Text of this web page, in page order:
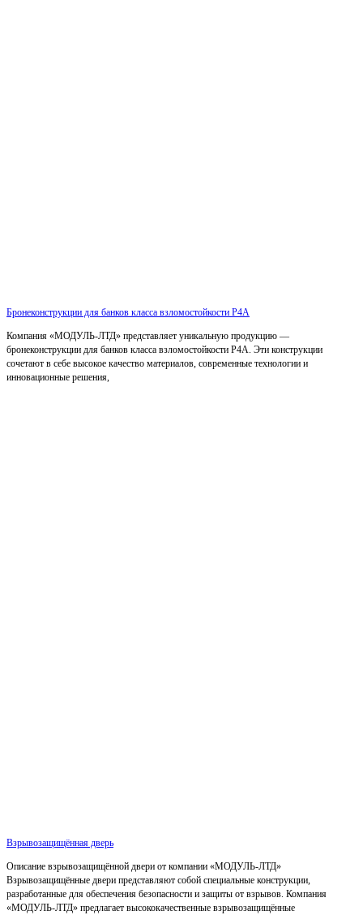
Бронеконструкции для банков класса взломостойкости Р4А
Компания «МОДУЛЬ-ЛТД» представляет уникальную продукцию —
бронеконструкции для банков класса взломостойкости Р4А. Эти конструкции
сочетают в себе высокое качество материалов, современные технологии и
инновационные решения,
Взрывозащищённая дверь
Описание взрывозащищённой двери от компании «МОДУЛЬ-ЛТД»
Взрывозащищённые двери представляют собой специальные конструкции,
разработанные для обеспечения безопасности и защиты от взрывов. Компания
«МОДУЛЬ-ЛТД» предлагает высококачественные взрывозащищённые